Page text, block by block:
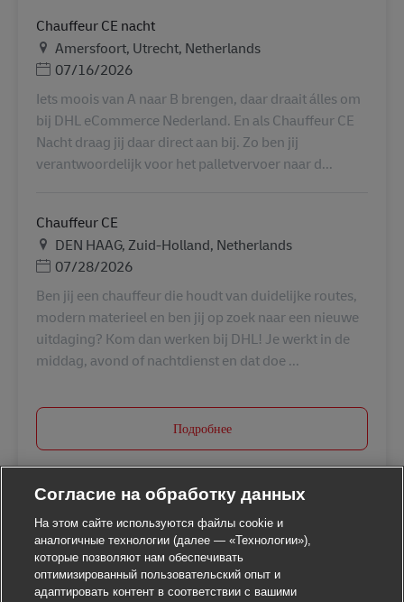
Chauffeur CE nacht
Местоположение
Amersfoort, Utrecht, Netherlands
Дата публикации
07/16/2026
Iets moois van A naar B brengen, daar draait álles om
bij DHL eCommerce Nederland. En als Chauffeur CE
Nacht draag jij daar direct aan bij. Zo ben jij
verantwoordelijk voor het palletvervoer naar d...
Chauffeur CE
Местоположение
DEN HAAG, Zuid-Holland, Netherlands
Дата публикации
07/28/2026
Ben jij een chauffeur die houdt van duidelijke routes,
modern materieel en ben jij op zoek naar een nieuwe
uitdaging? Kom dan werken bij DHL! Je werkt in de
middag, avond of nachtdienst en dat doe ...
Подробнее
Согласие на обработку данных
На этом сайте используются файлы cookie и
аналогичные технологии (далее — «Технологии»),
которые позволяют нам обеспечивать
оптимизированный пользовательский опыт и
адаптировать контент в соответствии с вашими